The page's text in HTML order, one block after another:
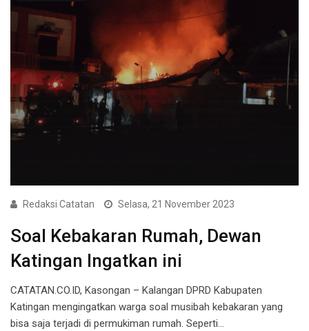
Redaksi Catatan Selasa, 21 November 2023
Soal Kebakaran Rumah, Dewan
Katingan Ingatkan ini
CATATAN.CO.ID, Kasongan – Kalangan DPRD Kabupaten
Katingan mengingatkan warga soal musibah kebakaran yang
bisa saja terjadi di permukiman rumah. Seperti…